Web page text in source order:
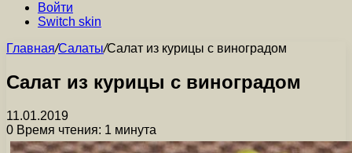
Войти
Switch skin
Главная/Салаты/Салат из курицы с виноградом
Салат из курицы с виноградом
11.01.2019
0 Время чтения: 1 минута